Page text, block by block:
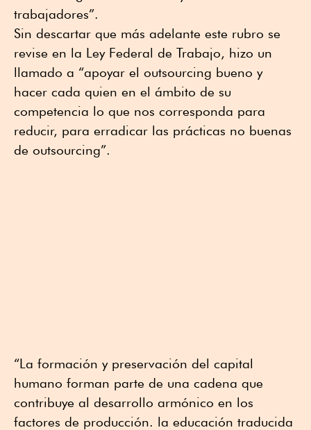
trabajadores”.
Sin descartar que más adelante este rubro se
revise en la Ley Federal de Trabajo, hizo un
llamado a “apoyar el outsourcing bueno y
hacer cada quien en el ámbito de su
competencia lo que nos corresponda para
reducir, para erradicar las prácticas no buenas
de outsourcing”.
“La formación y preservación del capital
humano forman parte de una cadena que
contribuye al desarrollo armónico en los
factores de producción. la educación traducida